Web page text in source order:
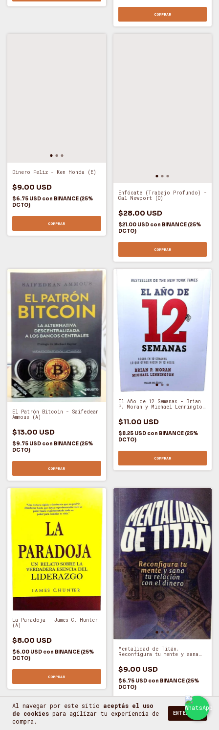
Al navegar por este sitio aceptás el uso
de cookies para agilizar tu experiencia de
compra.
ENTENDIDO
COMPRAR
Dinero Feliz - Ken Honda (E)
$9.00 USD
$6.75 USD con BINANCE (25%
DCTO)
COMPRAR
Enfócate (Trabajo Profundo) -
Cal Newport (O)
$28.00 USD
$21.00 USD con BINANCE (25%
DCTO)
COMPRAR
El Patrón Bitcoin - Saifedean
Ammous (A)
$13.00 USD
$9.75 USD con BINANCE (25%
DCTO)
COMPRAR
El Año de 12 Semanas - Brian
P. Moran y Michael Lennington
$11.00 USD
$8.25 USD con BINANCE (25%
DCTO)
COMPRAR
La Paradoja - James C. Hunter
(A)
$8.00 USD
$6.00 USD con BINANCE (25%
DCTO)
COMPRAR
Mentalidad de Titán.
Reconfigura tu mente y sana
Luis F. Soto (E)
$9.00 USD
$6.75 USD con BINANCE (25%
DCTO)
COMPRAR